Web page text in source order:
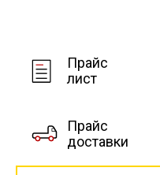
Прайс
лист
Прайс
доставки